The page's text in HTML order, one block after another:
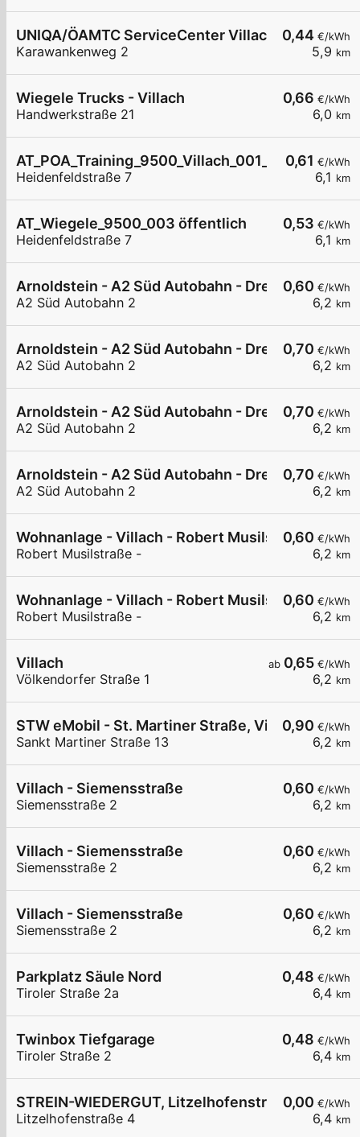
0,44 €/kWh
5,9 km
UNIQA/ÖAMTC ServiceCenter Villach - AC2
Karawankenweg 2
0,66 €/kWh
6,0 km
Wiegele Trucks - Villach
Handwerkstraße 21
0,61 €/kWh
6,1 km
Heidenfeldstraße 7
0,53 €/kWh
6,1 km
AT_Wiegele_9500_003 öffentlich
Heidenfeldstraße 7
0,60 €/kWh
6,2 km
Arnoldstein - A2 Süd Autobahn - Dreiländereck
A2 Süd Autobahn 2
0,70 €/kWh
6,2 km
Arnoldstein - A2 Süd Autobahn - Dreiländereck
A2 Süd Autobahn 2
0,70 €/kWh
6,2 km
Arnoldstein - A2 Süd Autobahn - Dreiländereck
A2 Süd Autobahn 2
0,70 €/kWh
6,2 km
Arnoldstein - A2 Süd Autobahn - Dreiländereck
A2 Süd Autobahn 2
0,60 €/kWh
6,2 km
Wohnanlage - Villach - Robert Musilstraße
Robert Musilstraße -
0,60 €/kWh
6,2 km
Wohnanlage - Villach - Robert Musilstraße
Robert Musilstraße -
ab 0,65 €/kWh
6,2 km
Villach
Völkendorfer Straße 1
0,90 €/kWh
6,2 km
STW eMobil - St. Martiner Straße, Villach
Sankt Martiner Straße 13
0,60 €/kWh
6,2 km
Villach - Siemensstraße
Siemensstraße 2
0,60 €/kWh
6,2 km
Villach - Siemensstraße
Siemensstraße 2
0,60 €/kWh
6,2 km
Villach - Siemensstraße
Siemensstraße 2
0,48 €/kWh
6,4 km
Parkplatz Säule Nord
Tiroler Straße 2a
0,48 €/kWh
6,4 km
Twinbox Tiefgarage
Tiroler Straße 2
0,00 €/kWh
6,4 km
STREIN-WIEDERGUT, Litzelhofenstraße 4, Villach
Litzelhofenstraße 4